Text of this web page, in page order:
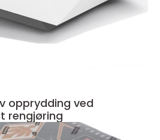
rengjøring